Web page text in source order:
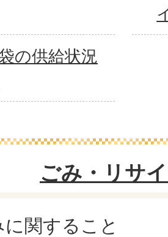
の供給状況
ごみ・リサ
関すること